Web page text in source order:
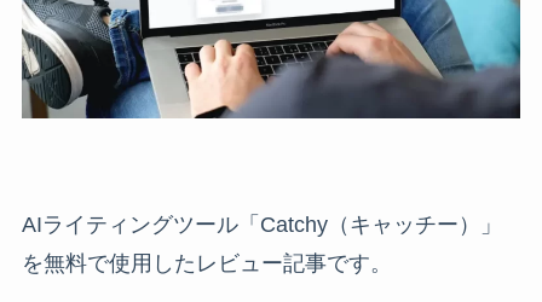
AIライティングツール「Catchy（キャッチー）」
を無料で使用したレビュー記事です。